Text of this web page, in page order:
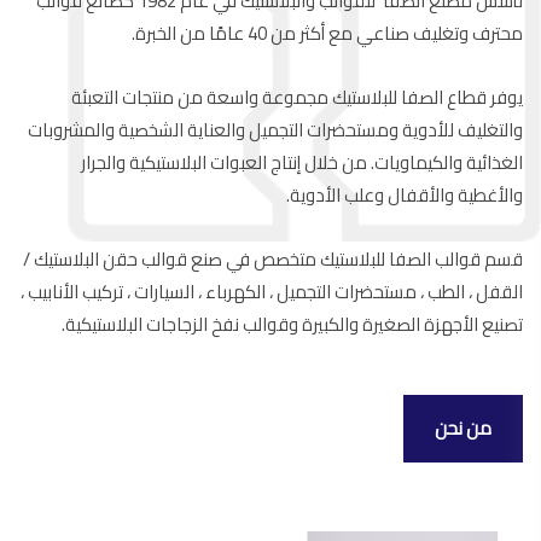
محترف وتغليف صناعي مع أكثر من 40 عامًا من الخبرة.
يوفر قطاع الصفا للبلاستيك مجموعة واسعة من منتجات التعبئة
والتغليف للأدوية ومستحضرات التجميل والعناية الشخصية والمشروبات
الغذائية والكيماويات. من خلال إنتاج العبوات البلاستيكية والجرار
والأغطية والأقفال وعلب الأدوية.
قسم قوالب الصفا للبلاستيك متخصص في صنع قوالب حقن البلاستيك /
القفل ، الطب ، مستحضرات التجميل ، الكهرباء ، السيارات ، تركيب الأنابيب ،
تصنيع الأجهزة الصغيرة والكبيرة وقوالب نفخ الزجاجات البلاستيكية.
من نحن